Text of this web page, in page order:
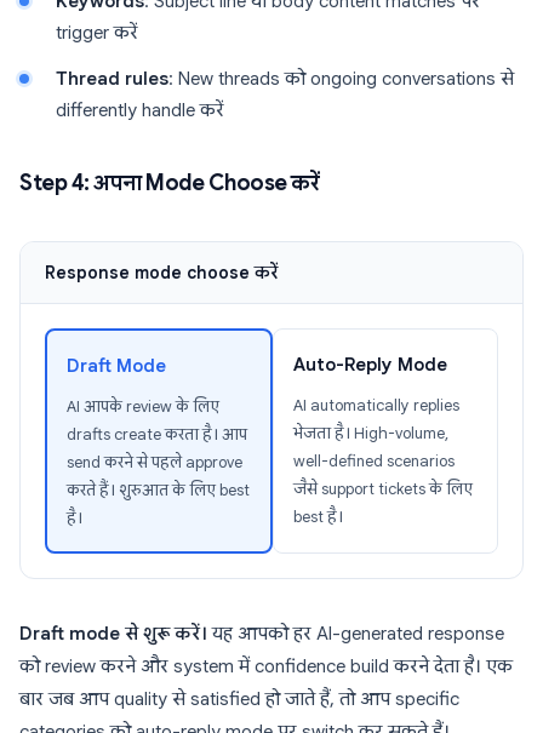
trigger करें
Thread rules: New threads को ongoing conversations से
differently handle करें
Step 4: अपना Mode Choose करें
Response mode choose करें
Draft Mode
AI आपके review के लिए
drafts create करता है। आप
send करने से पहले approve
करते हैं। शुरुआत के लिए best
है।
Auto-Reply Mode
AI automatically replies
भेजता है। High-volume,
well-defined scenarios
जैसे support tickets के लिए
best है।
Draft mode से शुरू करें। यह आपको हर AI-generated response
को review करने और system में confidence build करने देता है। एक
बार जब आप quality से satisfied हो जाते हैं, तो आप specific